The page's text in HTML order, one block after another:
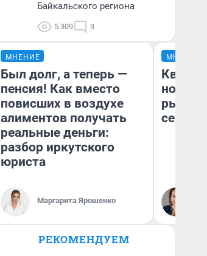
Байкальского региона
5 309 3
МНЕНИЕ
Был долг, а теперь —
пенсия! Как вместо
повисших в воздухе
алиментов получать
реальные деньги:
разбор иркутского
юриста
Маргарита Ярошенко
МНЕНИЕ
но
рынок
РЕКОМЕНДУЕМ